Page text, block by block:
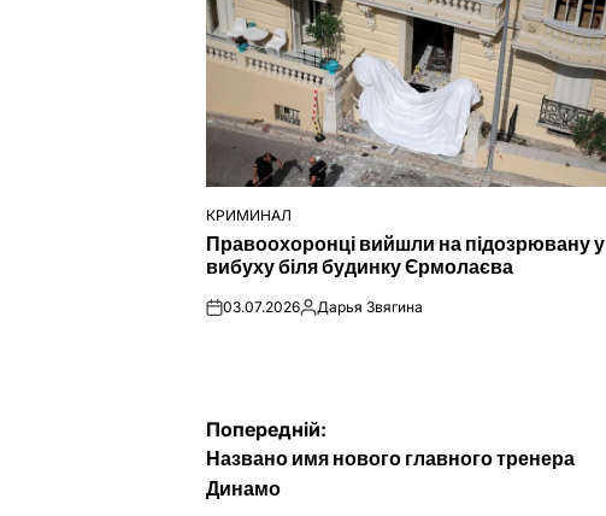
ОПУБЛІКУВАТИ
КРИМИНАЛ
Правоохоронці вийшли на підозрювану у
вибуху біля будинку Єрмолаєва
on03.07.2026Опубліковано
Дарья Звягина
Навігація
записів
Попередній:
Названо имя нового главного тренера
Динамо